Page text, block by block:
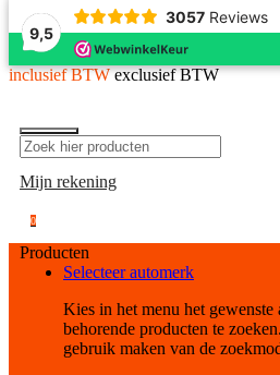
9,5
3057 Reviews
inclusief BTW exclusief BTW
Mijn rekening
0
Producten
Selecteer automerk
Kies in het menu het
behorende producten te
gebruik maken van de